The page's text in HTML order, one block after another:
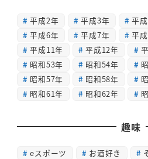
平成2年 平成3年 平
平成6年
平成7年 平
平成11年
平成12年
昭和53年
昭和54年
昭和57年
昭和58年
昭和61年
昭和62年
趣味
eスポーツ お酒好き